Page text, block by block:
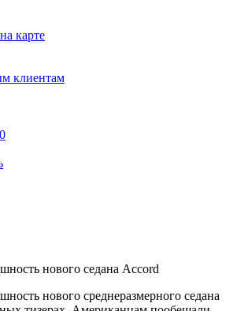
карте
клиентам
нового седана Accord
нового среднеразмерного седана